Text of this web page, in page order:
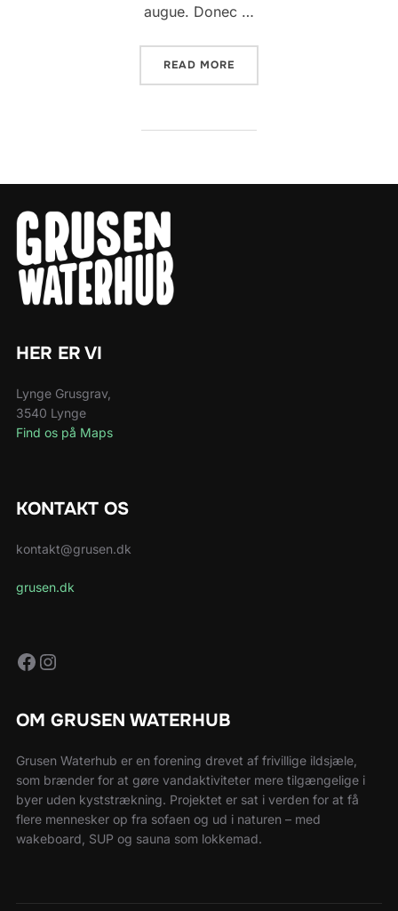
augue. Donec …
READ MORE
HER ER VI
Lynge Grusgrav,
3540 Lynge
Find os på Maps
KONTAKT OS
kontakt@grusen.dk
grusen.dk
Facebook
Instagram
OM GRUSEN WATERHUB
Grusen Waterhub er en forening drevet af frivillige ildsjæle,
som brænder for at gøre vandaktiviteter mere tilgængelige i
byer uden kyststrækning. Projektet er sat i verden for at få
flere mennesker op fra sofaen og ud i naturen – med
wakeboard, SUP og sauna som lokkemad.